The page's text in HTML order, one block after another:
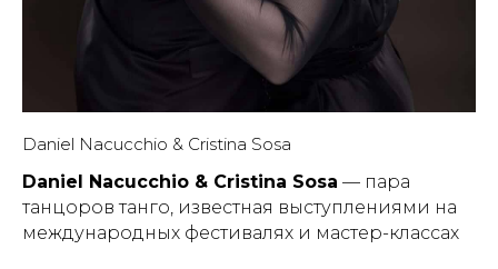
Daniel Nacucchio & Cristina Sosa
Daniel Nacucchio & Cristina Sosa — пара
танцоров танго, известная выступлениями на
международных фестивалях и мастер-классах